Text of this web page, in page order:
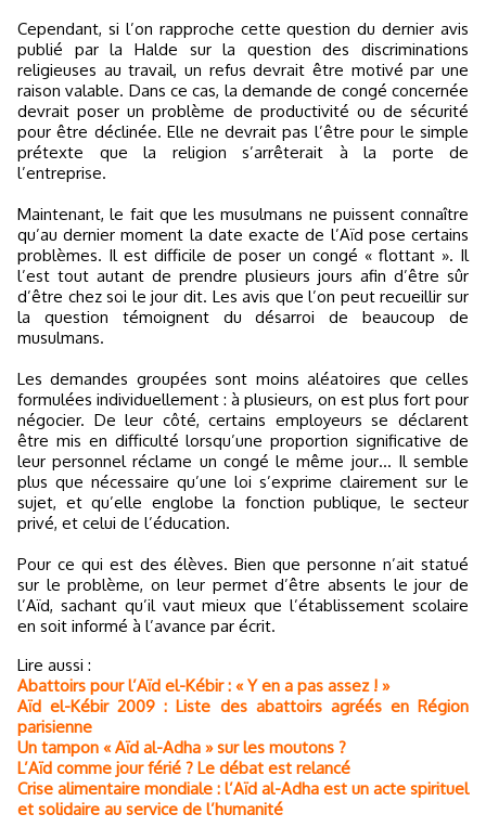
Cependant, si l’on rapproche cette question du dernier avis
publié par la Halde sur la question des discriminations
religieuses au travail, un refus devrait être motivé par une
raison valable. Dans ce cas, la demande de congé concernée
devrait poser un problème de productivité ou de sécurité
pour être déclinée. Elle ne devrait pas l’être pour le simple
prétexte que la religion s’arrêterait à la porte de
l’entreprise.
Maintenant, le fait que les musulmans ne puissent connaître
qu’au dernier moment la date exacte de l’Aïd pose certains
problèmes. Il est difficile de poser un congé « flottant ». Il
l’est tout autant de prendre plusieurs jours afin d’être sûr
d’être chez soi le jour dit. Les avis que l’on peut recueillir sur
la question témoignent du désarroi de beaucoup de
musulmans.
Les demandes groupées sont moins aléatoires que celles
formulées individuellement : à plusieurs, on est plus fort pour
négocier. De leur côté, certains employeurs se déclarent
être mis en difficulté lorsqu’une proportion significative de
leur personnel réclame un congé le même jour… Il semble
plus que nécessaire qu’une loi s’exprime clairement sur le
sujet, et qu’elle englobe la fonction publique, le secteur
privé, et celui de l’éducation.
Pour ce qui est des élèves. Bien que personne n’ait statué
sur le problème, on leur permet d’être absents le jour de
l’Aïd, sachant qu’il vaut mieux que l’établissement scolaire
en soit informé à l’avance par écrit.
Lire aussi :
Abattoirs pour l’Aïd el-Kébir : « Y en a pas assez ! »
Aïd el-Kébir 2009 : Liste des abattoirs agréés en Région
parisienne
Un tampon « Aïd al-Adha » sur les moutons ?
L’Aïd comme jour férié ? Le débat est relancé
Crise alimentaire mondiale : l’Aïd al-Adha est un acte spirituel
et solidaire au service de l’humanité